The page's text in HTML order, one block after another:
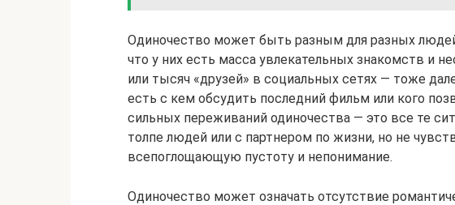
Одиночество может быть разным для разных
что у них есть масса увлекательных знакомств и
или тысяч «друзей» в социальных сетях — тоже
есть с кем обсудить последний фильм или кого
сильных переживаний одиночества — это все те
толпе людей или с партнером по жизни, но не
всепоглощающую пустоту и непонимание.
Одиночество может означать отсутствие